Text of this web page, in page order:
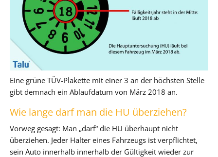
Eine grüne TÜV-Plakette mit einer 3 an der höchsten Stelle
gibt demnach ein Ablaufdatum von März 2018 an.
Wie lange darf man die HU überziehen?
Vorweg gesagt: Man „darf“ die HU überhaupt nicht
überziehen. Jeder Halter eines Fahrzeugs ist verpflichtet,
sein Auto innerhalb innerhalb der Gültigkeit wieder zur